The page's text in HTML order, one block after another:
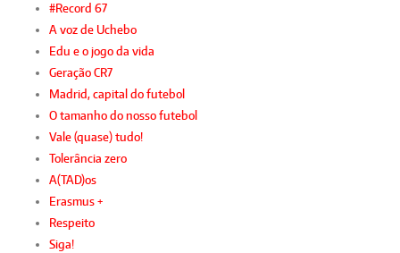
#Record 67
A voz de Uchebo
Edu e o jogo da vida
Geração CR7
Madrid, capital do futebol
O tamanho do nosso futebol
Vale (quase) tudo!
Tolerância zero
A(TAD)os
Erasmus +
Respeito
Siga!